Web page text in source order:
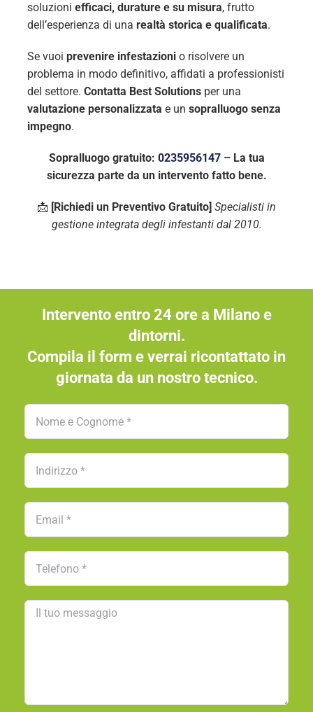
soluzioni efficaci, durature e su misura, frutto
dell’esperienza di una realtà storica e qualificata.
Se vuoi prevenire infestazionio risolvere un
problema in modo definitivo, affidati a professionisti
del settore. Contatta Best Solutionsper una
valutazione personalizzata e un sopralluogo senza
impegno.
Sopralluogo gratuito: 0235956147– La tua
sicurezza parte da un intervento fatto bene.
📩 [Richiedi un Preventivo Gratuito] Specialisti in
gestione integrata degli infestanti dal 2010.
Intervento entro 24 ore a Milano e
dintorni.
Compila il form e verrai ricontattato in
giornata da un nostro tecnico.